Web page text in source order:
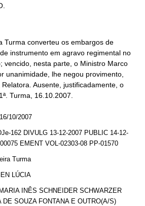
Turma converteu os embargos de
instrumento em agravo regimental no
vencido, nesta parte, o Ministro Marco
unanimidade, lhe negou provimento,
Ausente, justificadamente, o
Turma, 16.10.2007.
16/10/2007
162 DIVULG 13-12-2007 PUBLIC 14-12-
EMENT VOL-02303-08 PP-01570
Turma
LÚCIA
INÊS SCHNEIDER SCHWARZER
SOUZA FONTANA E OUTRO(A/S)